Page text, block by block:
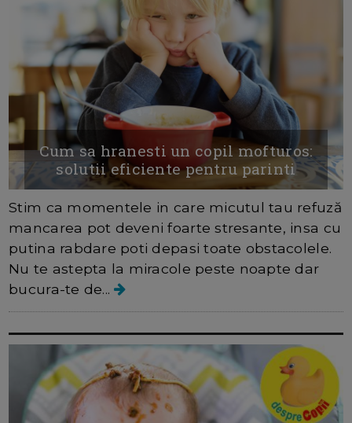
Cum sa hranesti un copil mofturos:
solutii eficiente pentru parinti
Stim ca momentele in care micutul tau refuză
mancarea pot deveni foarte stresante, insa cu
putina rabdare poti depasi toate obstacolele.
Nu te astepta la miracole peste noapte dar
bucura-te de...